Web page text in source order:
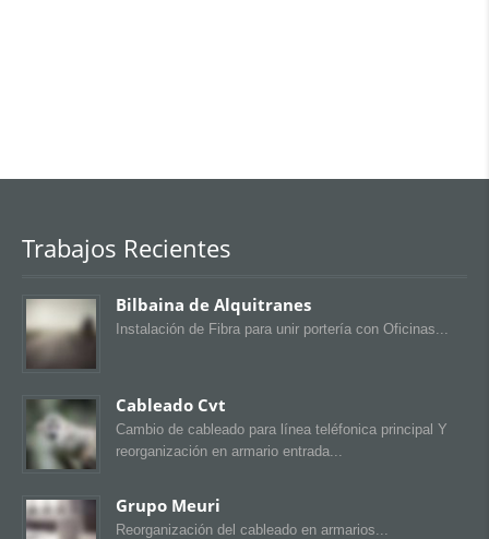
Trabajos Recientes
Bilbaina de Alquitranes
Instalación de Fibra para unir portería con Oficinas
Cableado Cvt
Cambio de cableado para línea teléfonica principal Y
reorganización en armario entrada
Grupo Meuri
Reorganización del cableado en armarios